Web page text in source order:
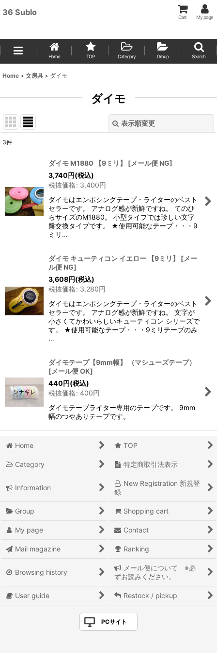
36 Sublo
Cart My page
Home TOP Category Group Search
Home > 文房具 > ダイモ
ダイモ
表示順変更
絞り込む
3件
ダイモ M1880 【9ミリ】 [メール便 NG]
3,740円(税込)
税抜価格: 3,400円
ダイモはエンポシングテープ・ライターのベスト
セラーです。 アナログ感が新鮮ですね。 てのひ
らサイズのM1880。 小型タイプでは珍しい文字
盤交換タイプです。 ★使用可能なテープ・・・9
ミリ…
ダイモ キューティコン イエロー 【9ミリ】 [メー
ル便 NG]
3,608円(税込)
税抜価格: 3,280円
ダイモはエンポシングテープ・ライターのベスト
セラーです。 アナログ感が新鮮ですね。 文字が
小さくてかわいらしいキューティコン シリーズで
す。 ★使用可能なテープ・・・9ミリテープのみ
…
ダイモテープ【9mm幅】 （マシューズテープ）
[メール便 OK]
440円(税込)
税抜価格: 400円
ダイモテープライター専用のテープです。 9mm
幅のつやありテープです。
Home TOP
Category 特定商取引法表示
Information
New Registration 新規登
録
Group Shopping cart
My page Contact
Mail magazine Ranking
Browsing history
メール便について ※必
ずお読みください。
User guide Restock / pickup
PCサイト